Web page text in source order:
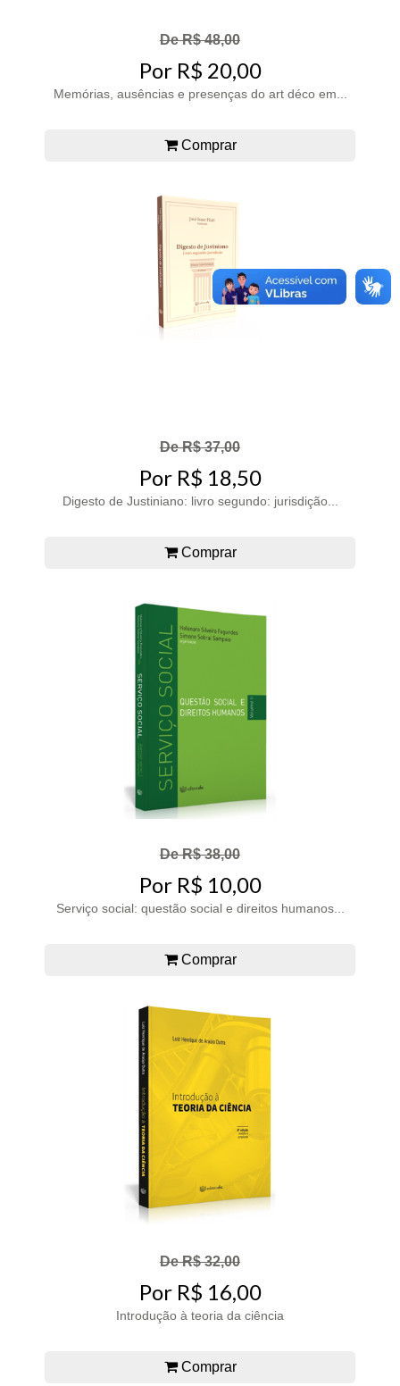
De R$ 48,00
Por R$ 20,00
Memórias, ausências e presenças do art déco em...
Comprar
De R$ 37,00
Por R$ 18,50
Digesto de Justiniano: livro segundo: jurisdição...
Comprar
De R$ 38,00
Por R$ 10,00
Serviço social: questão social e direitos humanos...
Comprar
De R$ 32,00
Por R$ 16,00
Introdução à teoria da ciência
Comprar